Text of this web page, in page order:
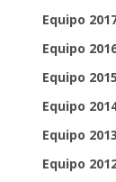
Equipo
Equipo
Equipo
Equipo
Equipo
Equipo